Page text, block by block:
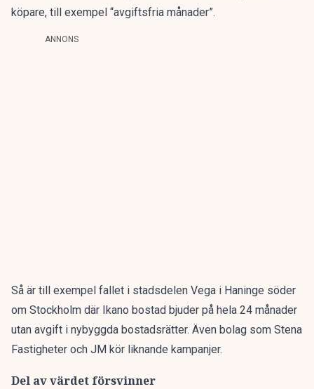
köpare, till exempel “avgiftsfria månader”.
ANNONS
Så är till exempel fallet i stadsdelen Vega i Haninge söder
om Stockholm där Ikano bostad bjuder på hela 24 månader
utan avgift i nybyggda bostadsrätter. Även bolag som Stena
Fastigheter och JM kör liknande kampanjer.
Del av värdet försvinner